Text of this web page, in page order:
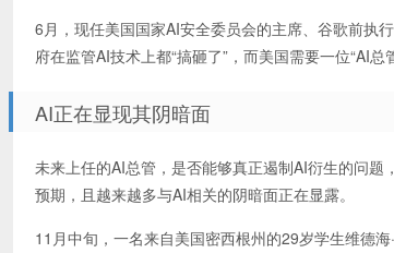
6月，现任美国国家AI安全委员会的主席、谷歌前执
府在监管AI技术上都“搞砸了”，而美国需要一位“AI总
AI正在显现其阴暗面
未来上任的AI总管，是否能够真正遏制AI衍生的问
预期，且越来越多与AI相关的阴暗面正在显露。
11月中旬，一名来自美国密西根州的29岁学生维德